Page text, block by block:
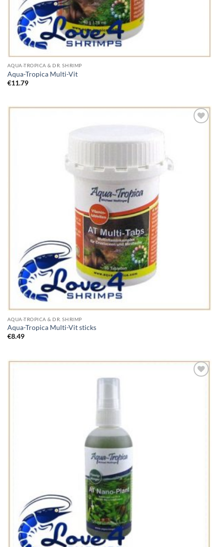
AQUA-TROPICA & DR. SHRIMP
Aqua-Tropica Multi-Vit
€11.79
AQUA-TROPICA & DR. SHRIMP
Aqua-Tropica Multi-Vit sticks
€8.49